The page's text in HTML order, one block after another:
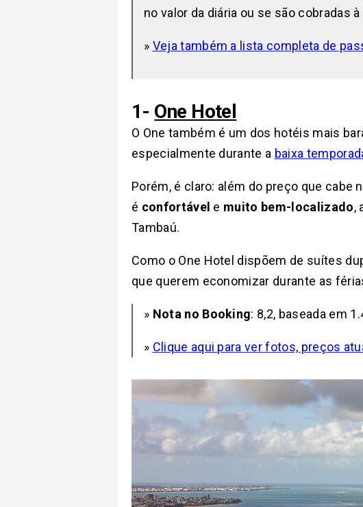
no valor da diária ou se são cobradas à
» Veja também a lista completa de
1- One Hotel
O One também é um dos hotéis mais
especialmente durante a baixa
Porém, é claro: além do preço que cabe
é confortável e muito bem-localizado,
Tambaú.
Como o One Hotel dispõem de suítes
que querem economizar durante as
» Nota no Booking: 8,2, baseada em
» Clique aqui para ver fotos, preços